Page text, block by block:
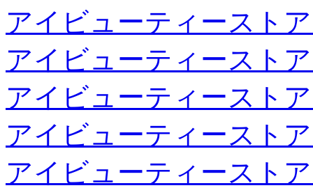
アイビューティースト
アイビューティースト
アイビューティースト
アイビューティースト
アイビューティースト